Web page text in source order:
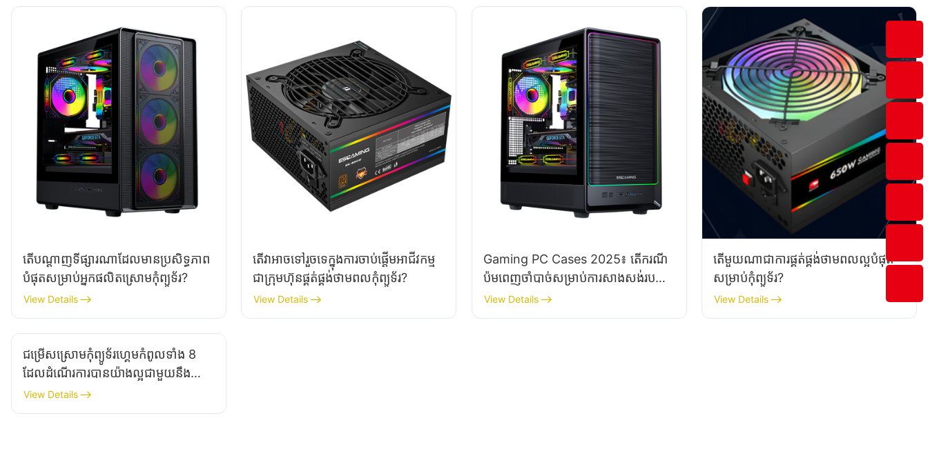
តើបណ្តាញទីផ្សារណាដែលមានប្រសិទ្ធភាព
បំផុតសម្រាប់អ្នកផលិតស្រោមកុំព្យូទ័រ?
View Details
តើវាអាចទៅរួចទេក្នុងការចាប់ផ្តើមអាជីវកម្ម
ជាក្រុមហ៊ុនផ្គត់ផ្គង់ថាមពលកុំព្យូទ័រ?
View Details
Gaming PC Cases 2025៖ តើ​ករណី​
ប៉ម​ពេញ​ចាំបាច់​សម្រាប់​ការ​សាងសង់​របស់
អ្នក​ឬ?
View Details
តើមួយណាជាការផ្គត់ផ្គង់ថាមពលល្អបំផុត
សម្រាប់កុំព្យូទ័រ?
View Details
ជម្រើសស្រោមកុំព្យូទ័រហ្គេមកំពូលទាំង 8
ដែលដំណើរការបានយ៉ាងល្អជាមួយនឹង
រង្វិលជុំទឹកផ្ទាល់ខ្លួន
View Details